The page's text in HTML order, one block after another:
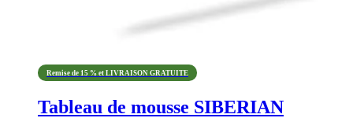
Remise de 15 % et LIVRAISON GRATUITE
Tableau de mousse SIBERIAN